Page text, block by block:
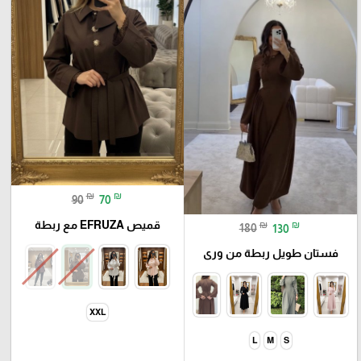
180 ₪ 130 ₪
فستان طويل ربطة من ورى
S
M
L
90 ₪ 70 ₪
قميص EFRUZA مع ربطة
XXL